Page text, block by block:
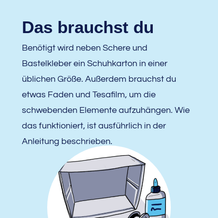
Das brauchst du
Benötigt wird neben Schere und
Bastelkleber ein Schuhkarton in einer
üblichen Größe. Außerdem brauchst du
etwas Faden und Tesafilm, um die
schwebenden Elemente aufzuhängen. Wie
das funktioniert, ist ausführlich in der
Anleitung beschrieben.